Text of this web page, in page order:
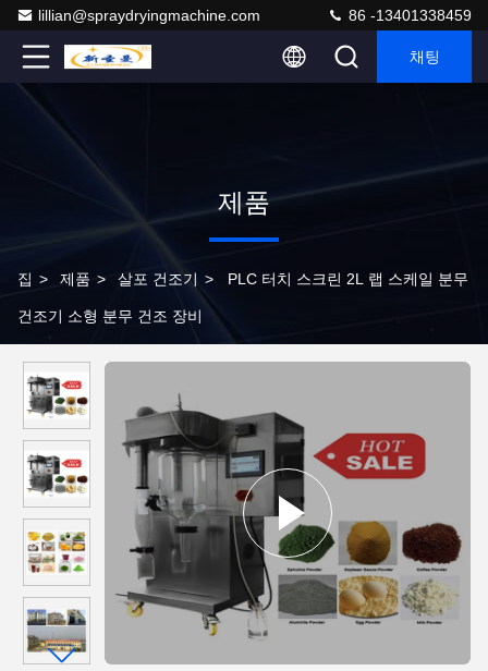
lillian@spraydryingmachine.com 86 -13401338459
채팅
제품
집 > 제품 > 살포 건조기 > PLC 터치 스크린 2L 랩 스케일 분무
건조기 소형 분무 건조 장비